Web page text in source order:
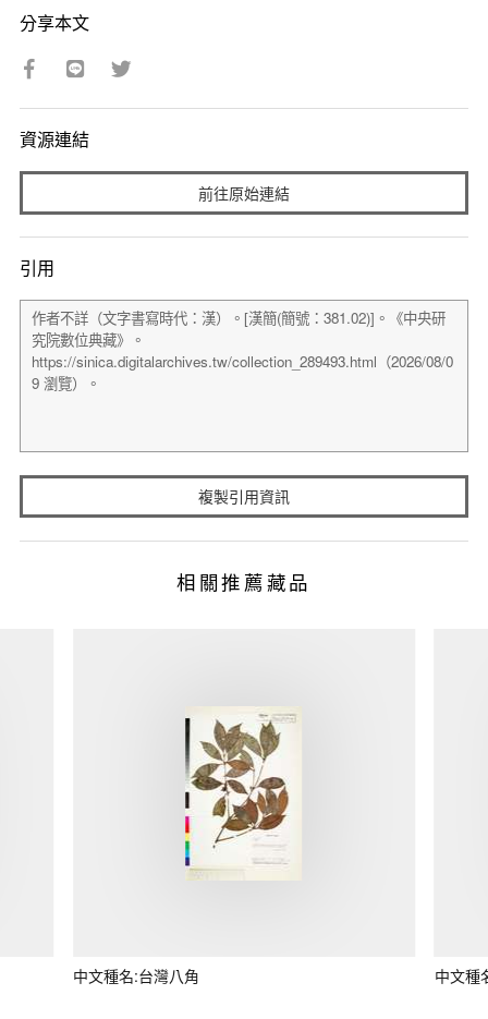
分享本文
資源連結
前往原始連結
引用
複製引用資訊
相關推薦藏品
中文種名:台灣八角 中文種